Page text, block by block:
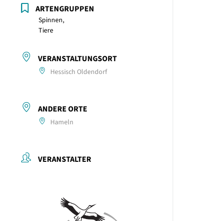
ARTENGRUPPEN
Spinnen,
Tiere
VERANSTALTUNGSORT
Hessisch Oldendorf
ANDERE ORTE
Hameln
VERANSTALTER